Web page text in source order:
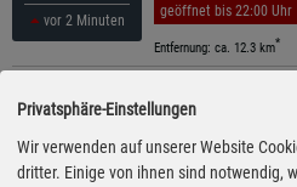
vor 2 Minuten
geöffnet bis 22:00 Uhr
Entfernung: ca. 12.3 km*
2.299€
vor 2 Minuten
Gewerbestr. 4, 99880
ganztägig geöffnet
Entfernung: ca. 8 km*
Privatsphäre-Einstellungen
Wir verwenden auf unserer Website
dritter. Einige von ihnen sind notwendig,